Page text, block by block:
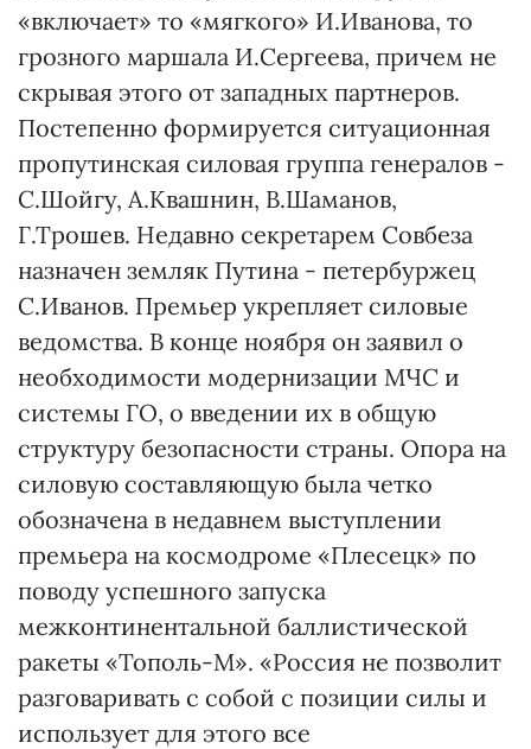
«включает» то «мягкого» И.Иванова, то
грозного маршала И.Сергеева, причем не
скрывая этого от западных партнеров.
Постепенно формируется ситуационная
пропутинская силовая группа генералов -
С.Шойгу, А.Квашнин, В.Шаманов,
Г.Трошев. Недавно секретарем Совбеза
назначен земляк Путина - петербуржец
С.Иванов. Премьер укрепляет силовые
ведомства. В конце ноября он заявил о
необходимости модернизации МЧС и
системы ГО, о введении их в общую
структуру безопасности страны. Опора на
силовую составляющую была четко
обозначена в недавнем выступлении
премьера на космодроме «Плесецк» по
поводу успешного запуска
межконтинентальной баллистической
ракеты «Тополь-М». «Россия не позволит
разговаривать с собой с позиции силы и
использует для этого все